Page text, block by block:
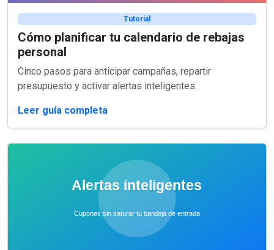
Tutorial
Cómo planificar tu calendario de rebajas
personal
Cinco pasos para anticipar campañas, repartir
presupuesto y activar alertas inteligentes.
Leer guía completa